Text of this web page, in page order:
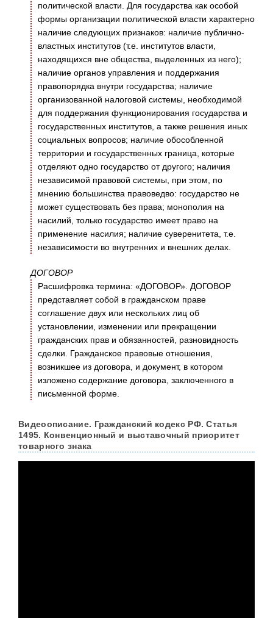
политической власти. Для государства как особой
формы организации политической власти характерно
наличие следующих признаков: наличие публично-
властных институтов (т.е. институтов власти,
находящихся вне общества, выделенных из него);
наличие органов управления и поддержания
правопорядка внутри государства; наличие
организованной налоговой системы, необходимой
для поддержания функционирования государства и
государственных институтов, а также решения иных
социальных вопросов; наличие обособленной
территории и государственных граница, которые
отделяют одно государство от другого; наличия
независимой правовой системы, при этом, по
мнению большинства правоведво: государство не
может существовать без права; монополия на
насилий, только государство имеет право на
применение насилия; наличие суверенитета, т.е.
независимости во внутренних и внешних делах.
ДОГОВОР
Расшифровка термина: «ДОГОВОР». ДОГОВОР
представляет собой в гражданском праве
соглашение двух или нескольких лиц об
установлении, изменении или прекращении
гражданских прав и обязанностей, разновидность
сделки. Гражданское правовые отношения,
возникшее из договора, и документ, в котором
изложено содержание договора, заключенного в
письменной форме.
Видеоописание. Гражданский кодекс РФ. Статья
1495. Конвенционный и выставочный приоритет
товарного знака